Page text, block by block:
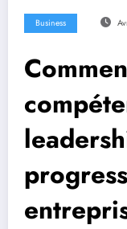
Business